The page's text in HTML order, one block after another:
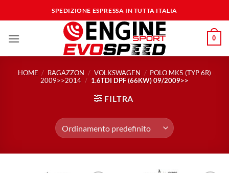
ai
SPEDIZIONE ESPRESSA IN TUTTA ITALIA
0
HOME / RAGAZZON / VOLKSWAGEN / POLO MK5 (TYP 6R)
2009>>2014 / 1.6TDI DPF (66KW) 09/2009>>
FILTRA